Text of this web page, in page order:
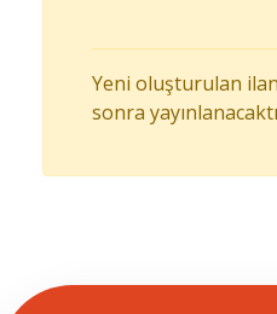
Yeni oluşturulan
sonra